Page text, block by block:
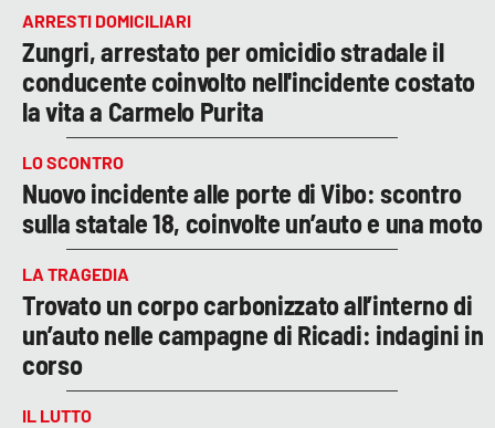
ARRESTI DOMICILIARI
Zungri, arrestato per omicidio stradale il
conducente coinvolto nell'incidente costato
la vita a Carmelo Purita
LO SCONTRO
Nuovo incidente alle porte di Vibo: scontro
sulla statale 18, coinvolte un’auto e una moto
LA TRAGEDIA
Trovato un corpo carbonizzato all’interno di
un’auto nelle campagne di Ricadi: indagini in
corso
IL LUTTO